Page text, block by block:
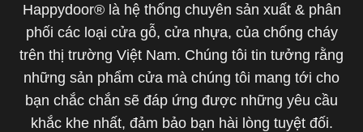
Happydoor® là hệ thống chuyên sản xuất & phân
phối các loại cửa gỗ, cửa nhựa, của chống cháy
trên thị trường Việt Nam. Chúng tôi tin tưởng rằng
những sản phẩm cửa mà chúng tôi mang tới cho
bạn chắc chắn sẽ đáp ứng được những yêu cầu
khắc khe nhất, đảm bảo bạn hài lòng tuyệt đối.